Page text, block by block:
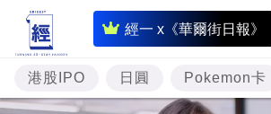
經一 x《華爾街日報》
即
時
財
經
港股IPO 日圓 Pokemon卡